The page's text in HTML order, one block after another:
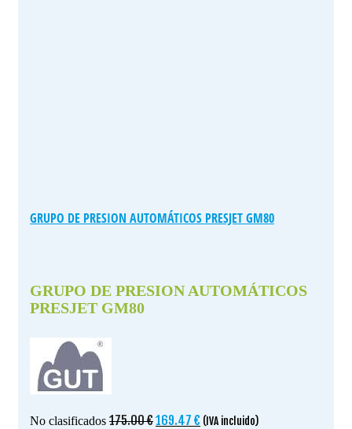
GRUPO DE PRESION AUTOMÁTICOS PRESJET GM80
GRUPO DE PRESION AUTOMÁTICOS
PRESJET GM80
No clasificados 175.00€El
169.47 € El
(IVA incluido)